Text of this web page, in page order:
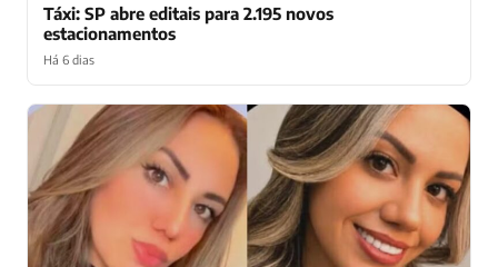
Táxi: SP abre editais para 2.195 novos
estacionamentos
Há 6 dias